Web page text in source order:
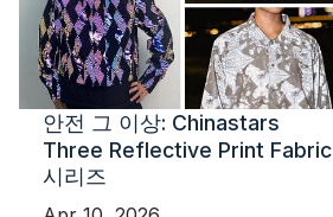
안전 그 이상: Chinastars
Three Reflective Print Fabric
시리즈